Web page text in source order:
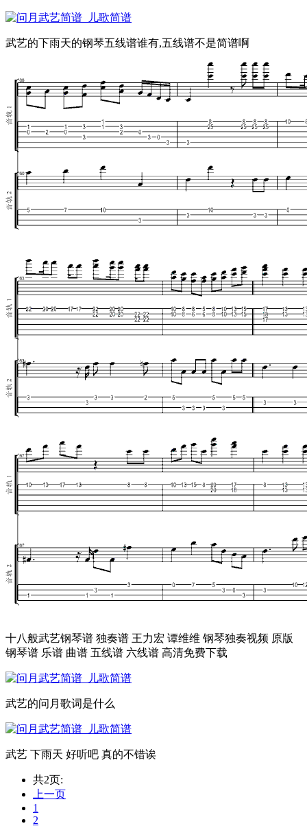
武艺的下雨天的钢琴五线谱谁有,五线谱不是简谱啊
十八般武艺钢琴谱 独奏谱 王力宏 谭维维 钢琴独奏视频 原版
钢琴谱 乐谱 曲谱 五线谱 六线谱 高清免费下载
武艺的问月歌词是什么
武艺 下雨天 好听吧 真的不错诶
共2页:
上一页
1
2